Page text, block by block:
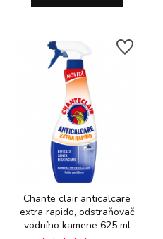
Chante clair anticalcare
extra rapido, odstraňovač
vodního kamene 625 ml